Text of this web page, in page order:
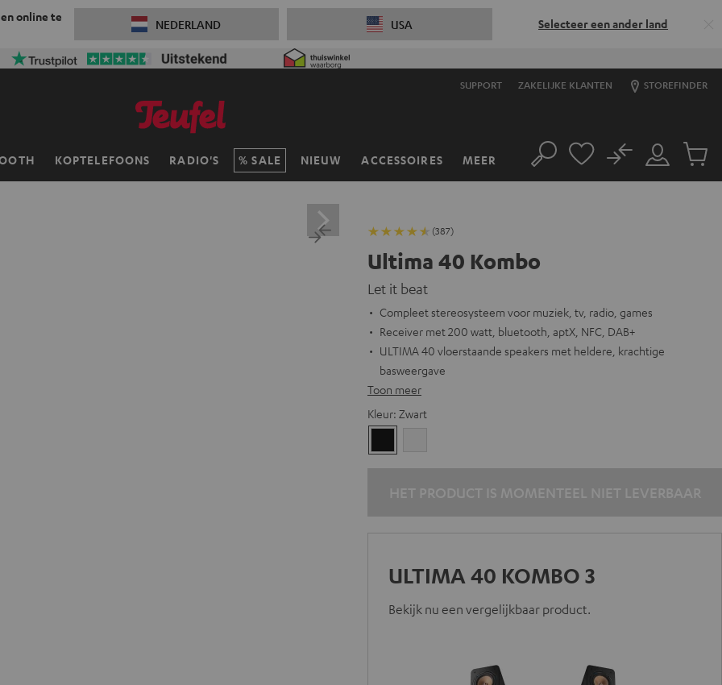
online te
NEDERLAND USA Selecteer een ander land
SUPPORT ZAKELIJKE KLANTEN STOREFINDER
KOPTELEFOONS RADIO'S SALE NIEUW ACCESSOIRES MEER Zoeken
Mijn
account
No
(387)
Ultima 40 Kombo
Let it beat
Compleet stereosysteem voor muziek, tv, radio, games
Receiver met 200 watt, bluetooth, aptX, NFC, DAB+
ULTIMA 40 vloerstaande speakers met heldere, krachtige
basweergave
Toon meer
Kleur: Zwart
ULTIMA 40 KOMBO 3
Bekijk nu een vergelijkbaar product.